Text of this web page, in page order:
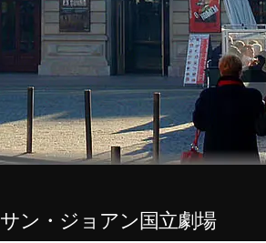
サン・ジョアン国立劇場